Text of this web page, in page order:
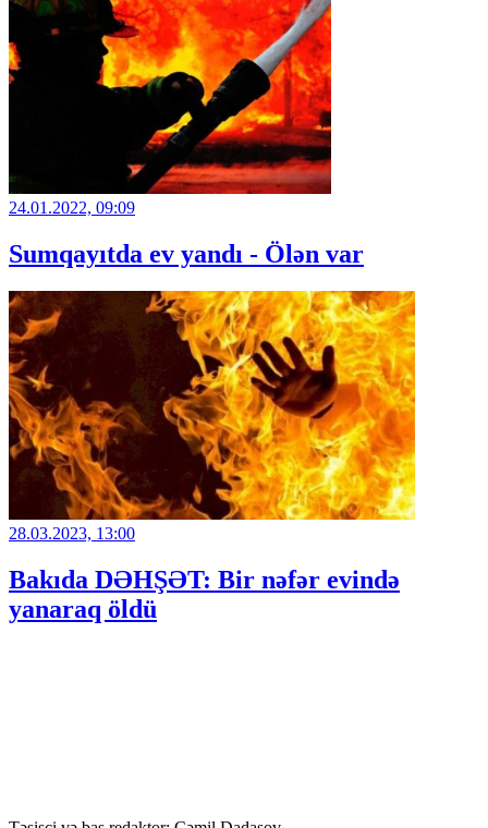
24.01.2022, 09:09
Sumqayıtda ev yandı - Ölən var
28.03.2023, 13:00
Bakıda DƏHŞƏT: Bir nəfər evində
yanaraq öldü